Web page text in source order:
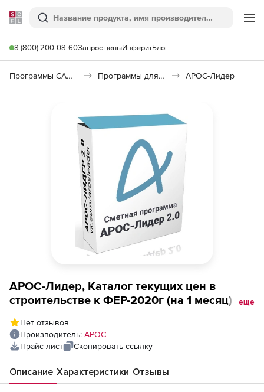
Softline
Поиск
8 (800) 200-08-60Запрос ценыИнферитБлог
Программы САПР и ГИС Программы для документооборота АРОС-Лидер
АРОС-Лидер, Каталог текущих цен в
строительстве к ФЕР-2020г (на 1 месяц),
еще
Нет отзывов
Производитель: АРОС
Прайс-лист
Скопировать ссылку
Описание Характеристики Отзывы